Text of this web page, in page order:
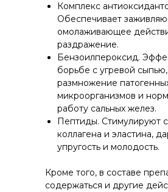
Комплекс
Обеспечивает
омолаживающее
раздражение.
Бензоилпероксид.
борьбе с угревой
размножение
микроорганизмов и
работу сальных желез.
Пептиды. Стимулируют
коллагена и эластина,
упругость и молодость.
Кроме того, в составе
содержаться и другие